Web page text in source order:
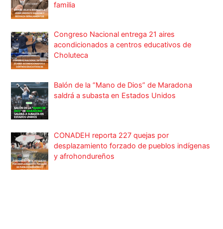
familia
Congreso Nacional entrega 21 aires
acondicionados a centros educativos de
Choluteca
Balón de la “Mano de Dios” de Maradona
saldrá a subasta en Estados Unidos
CONADEH reporta 227 quejas por
desplazamiento forzado de pueblos indígenas
y afrohondureños